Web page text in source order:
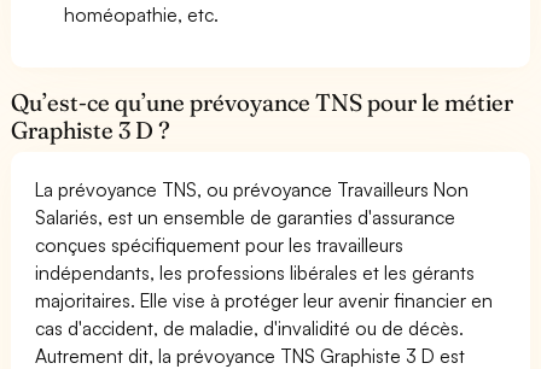
homéopathie, etc.
Qu’est-ce qu’une prévoyance TNS pour le métier
Graphiste 3 D ?
La prévoyance TNS, ou prévoyance Travailleurs Non
Salariés, est un ensemble de garanties d'assurance
conçues spécifiquement pour les travailleurs
indépendants, les professions libérales et les gérants
majoritaires. Elle vise à protéger leur avenir financier en
cas d'accident, de maladie, d'invalidité ou de décès.
Autrement dit, la prévoyance TNS Graphiste 3 D est